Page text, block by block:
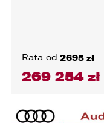
Rata od 2695 zł
269 254 zł